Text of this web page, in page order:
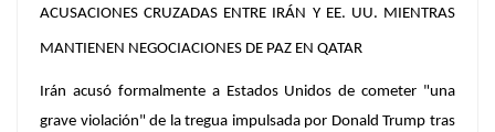
ACUSACIONES CRUZADAS ENTRE IRÁN Y EE. UU. MIENTRAS
MANTIENEN NEGOCIACIONES DE PAZ EN QATAR
Irán acusó formalmente a Estados Unidos de cometer "una
grave violación" de la tregua impulsada por Donald Trump tras